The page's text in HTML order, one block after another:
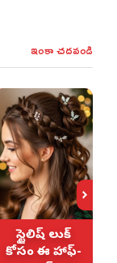
ఇంకా చదవండి
స్టైలిష్ లుక్
కోసం ఈ హాఫ్-